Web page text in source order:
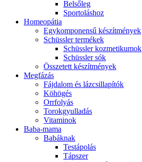
Belsőleg
Sportoláshoz
Homeopátia
Egykomponensű készítmények
Schüssler termékek
Schüssler kozmetikumok
Schüssler sók
Összetett készítmények
Megfázás
Fájdalom és lázcsillapítók
Köhögés
Orrfolyás
Torokgyulladás
Vitaminok
Baba-mama
Babáknak
Testápolás
Tápszer